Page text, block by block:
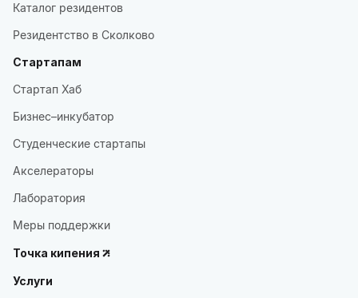
Каталог резидентов
Резидентство в Сколково
Стартапам
Стартап Хаб
Бизнес–инкубатор
Студенческие стартапы
Акселераторы
Лаборатория
Меры поддержки
Точка кипения
Услуги